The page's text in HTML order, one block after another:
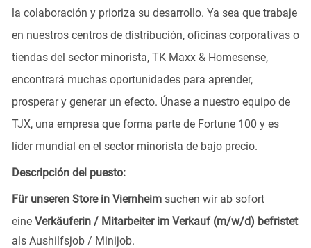
la colaboración y prioriza su desarrollo. Ya sea que trabaje
en nuestros centros de distribución, oficinas corporativas o
tiendas del sector minorista, TK Maxx & Homesense,
encontrará muchas oportunidades para aprender,
prosperar y generar un efecto. Únase a nuestro equipo de
TJX, una empresa que forma parte de Fortune 100 y es
líder mundial en el sector minorista de bajo precio.
Descripción del puesto:
Für unseren Store in Viernheim suchen wir ab sofort
eine Verkäuferin / Mitarbeiter im Verkauf (m/w/d) befristet
als Aushilfsjob / Minijob.